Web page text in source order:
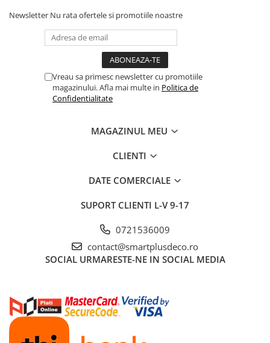
Newsletter Nu rata ofertele si promotiile noastre
Vreau sa primesc newsletter cu promotiile
magazinului. Afla mai multe in Politica de
Confidentialitate
MAGAZINUL MEU
CLIENTI
DATE COMERCIALE
SUPORT CLIENTI L-V 9-17
0721536009
contact@smartplusdeco.ro
SOCIAL URMARESTE-NE IN SOCIAL MEDIA